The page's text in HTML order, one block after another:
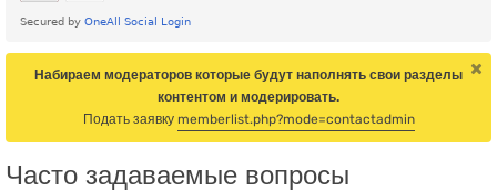
Набираем модераторов которые будут наполнять свои разделы
контентом и модерировать.
Подать заявку memberlist.php?mode=contactadmin
Часто задаваемые вопросы